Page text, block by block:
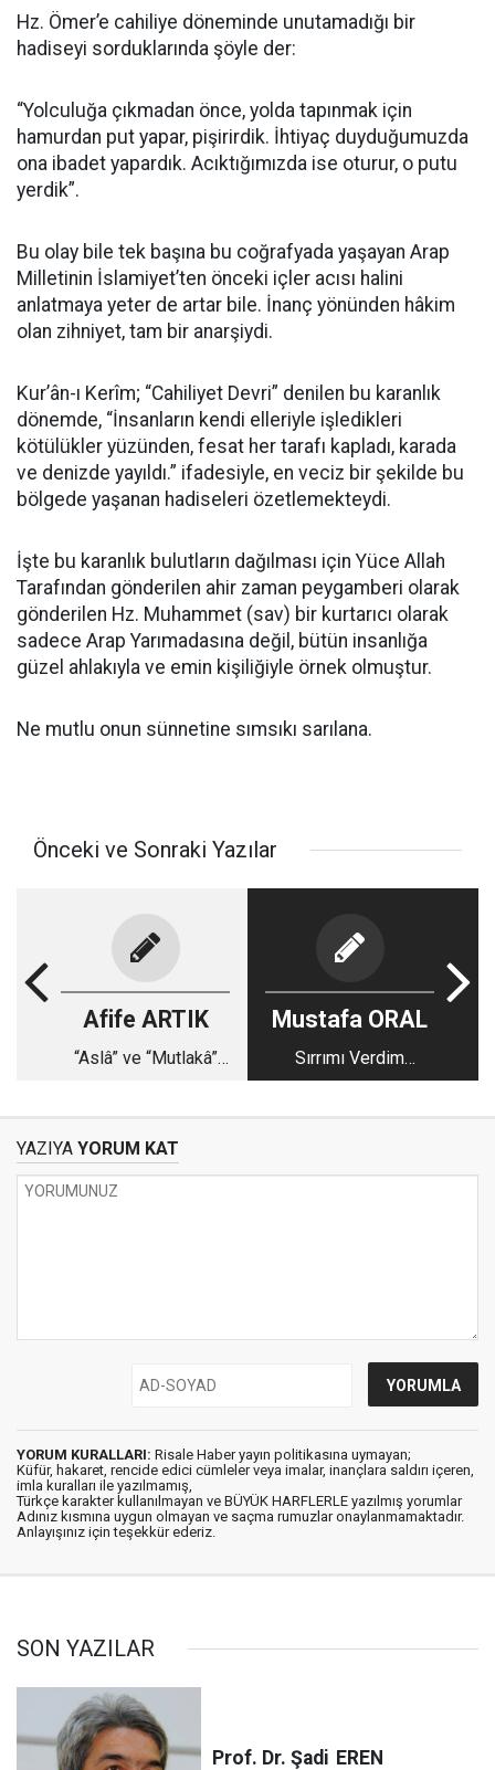
Hz. Ömer’e cahiliye döneminde unutamadığı bir
hadiseyi sorduklarında şöyle der:
“Yolculuğa çıkmadan önce, yolda tapınmak için
hamurdan put yapar, pişirirdik. İhtiyaç duyduğumuzda
ona ibadet yapardık. Acıktığımızda ise oturur, o putu
yerdik”.
Bu olay bile tek başına bu coğrafyada yaşayan Arap
Milletinin İslamiyet’ten önceki içler acısı halini
anlatmaya yeter de artar bile. İnanç yönünden hâkim
olan zihniyet, tam bir anarşiydi.
Kur’ân-ı Kerîm; “Cahiliyet Devri” denilen bu karanlık
dönemde, “İnsanların kendi elleriyle işledikleri
kötülükler yüzünden, fesat her tarafı kapladı, karada
ve denizde yayıldı.” ifadesiyle, en veciz bir şekilde bu
bölgede yaşanan hadiseleri özetlemekteydi.
İşte bu karanlık bulutların dağılması için Yüce Allah
Tarafından gönderilen ahir zaman peygamberi olarak
gönderilen Hz. Muhammet (sav) bir kurtarıcı olarak
sadece Arap Yarımadasına değil, bütün insanlığa
güzel ahlakıyla ve emin kişiliğiyle örnek olmuştur.
Ne mutlu onun sünnetine sımsıkı sarılana.
Önceki ve Sonraki Yazılar
Afife ARTIK
“Aslâ” ve “Mutlakâ”
Mustafa ORAL
Sırrımı Verdim
Sevdiceğim Barla’ya:
YAZIYA YORUM KAT
YORUM KURALLARI: Risale Haber yayın politikasına uymayan;
Küfür, hakaret, rencide edici cümleler veya imalar, inançlara saldırı içeren,
imla kuralları ile yazılmamış,
Türkçe karakter kullanılmayan ve BÜYÜK HARFLERLE yazılmış yorumlar
Adınız kısmına uygun olmayan ve saçma rumuzlar onaylanmamaktadır.
Anlayışınız için teşekkür ederiz.
SON YAZILAR
Prof. Dr. Şadi EREN